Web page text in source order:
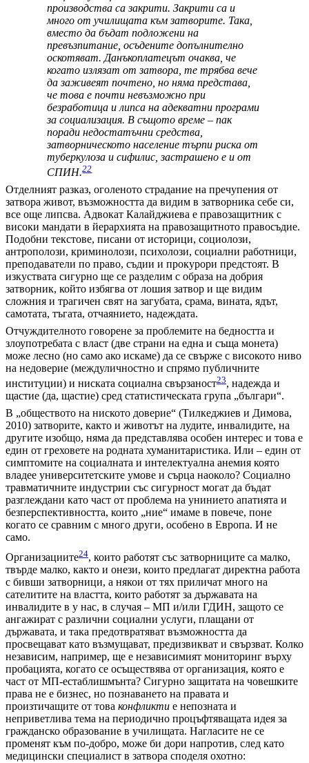
производства са закрити. Закрити са и
много от училищата към затворите. Така,
вместо да бъдат подложени на
превъзпитание, осъдените допълнително
оскотяват. Данъкоплатецът очаква, че
когато излязат от затвора, те трябва вече
да заживеят почтено, но няма представа,
че това е почти невъзможно при
безработица и липса на адекватни програми
за социализация. В същото време – пак
поради недостатъчни средства,
затворническото население търпи риска от
туберкулоза и сифилис, застрашено е и от
СПИН.22
Отделният разказ, оголеното страдание на пречупения от
затвора живот, възможността да видим в затворника себе си,
все още липсва. Адвокат Калайджиева е правозащитник с
високи мандати в йерархията на правозащитното правосъдие.
Подобни текстове, писани от историци, социолози,
антрополози, криминолози, психолози, социални работници,
преподаватели по право, съдии и прокурори предстоят. В
изкуствата сигурно ще се разделим с образа на добрия
затворник, който избягва от лошия затвор и ще видим
сложния и трагичен свят на загубата, срама, вината, ядът,
самотата, тъгата, отчаянието, надеждата.
Отчуждителното говорене за проблемите на бедността и
злоупотребата с власт (две страни на една и съща монета)
може лесно (но само ако искаме) да се свърже с високото ниво
на недоверие (междуличностно и спрямо публичните
институции) и ниската социална свързаност23, надежда и
щастие (да, щастие) сред статистическата група „българи“.
В „обществото на ниското доверие“ (Тилкеджиев и Димова,
2010) затворите, както и животът на лудите, инвалидите, на
другите изобщо, няма да представлява особен интерес и това е
един от греховете на родната хуманитаристика. Или – един от
симптомите на социалната и интелектуална анемия която
владее университетските умове и сърца наоколо? Социално
травматичните индустрии със сигурност могат да бъдат
разглеждани като част от проблема на унинието апатията и
безперспективността, които „ние“ имаме в повече, поне
когато се сравним с много други, особено в Европа. И не
само.
Организациите24, които работят със затворниците са малко,
твърде малко, както и онези, които предлагат директна работа
с бивши затворници, а някои от тях приличат много на
сателитите на властта, които работят за държавата на
инвалидите в у нас, в случая – МП и/или ГДИН, защото се
ангажират с различни социални услуги, плащани от
държавата, и така предотвратяват възможността да
просвещават като възмущават, предизвикват и свързват. Колко
независим, например, ще е независимият мониторинг върху
пробацията, когато се осъществява от организация, която е
част от МП-естаблишмънта? Сигурно защитата на човешките
права не е бизнес, но познаването на правата и
произтичащите от това конфликти е непозната и
неприветлива тема на периодично процъфтяващата идея за
гражданско образование в училищата. Нагласите не се
променят към по-добро, може би дори напротив, след като
медицински специалист в затвора споделя охотно: